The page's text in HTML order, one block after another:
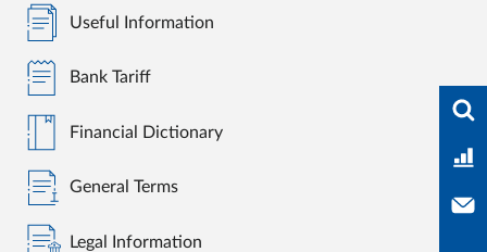
Useful Information
Bank Tariff
Financial Dictionary
General Terms
Legal Information